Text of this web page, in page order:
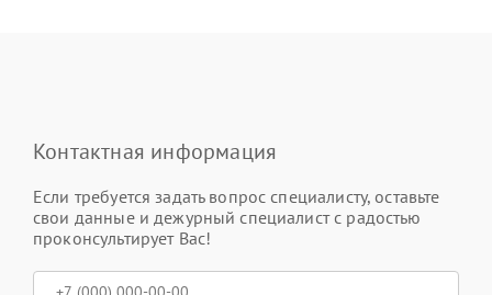
Контактная информация
Если требуется задать вопрос специалисту, оставьте
свои данные и дежурный специалист с радостью
проконсультирует Вас!